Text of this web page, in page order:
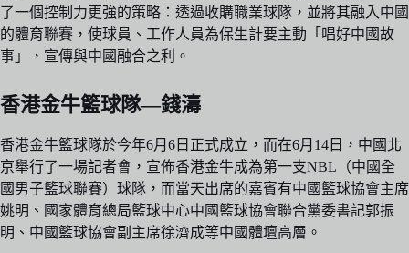
了一個控制力更強的策略：透過收購職業球隊，並將其融入中國
的體育聯賽，使球員、工作人員為保生計要主動「唱好中國故
事」，宣傳與中國融合之利。
香港金牛籃球隊—錢濤
香港金牛籃球隊於今年6月6日正式成立，而在6月14日，中國北
京舉行了一場記者會，宣佈香港金牛成為第一支NBL（中國全
國男子籃球聯賽）球隊，而當天出席的嘉賓有中國籃球協會主席
姚明、國家體育總局籃球中心中國籃球協會聯合黨委書記郭振
明、中國籃球協會副主席徐濟成等中國體壇高層。